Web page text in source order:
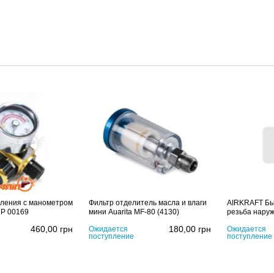
с манометром
00169
460,00 грн
Фильтр отделитель масла и влаги
мини Auarita MF-80 (4130)
Ожидается
поступление
180,00 грн
AIRKRAFT
резьба
Ожидается
поступление